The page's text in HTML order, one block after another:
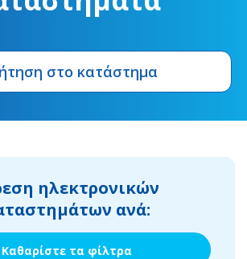
ηλεκτρονικών
ανά:
Καθαρίστε τα φίλτρα